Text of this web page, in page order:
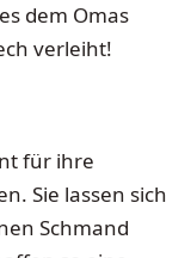
dem Omas
verleiht!
für ihre
Sie lassen sich
Schmand